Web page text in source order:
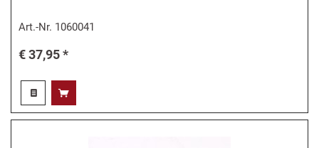
Art.-Nr. 1060041
€ 37,95 *